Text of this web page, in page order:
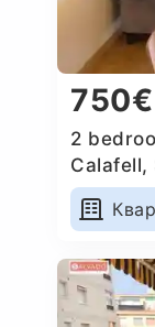
750€
2
Calafell,